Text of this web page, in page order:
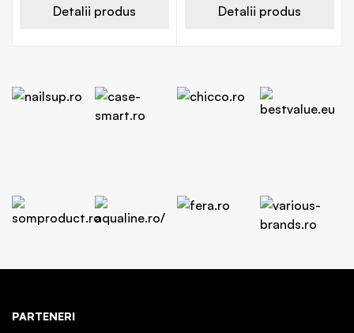
Detalii produs Detalii produs
PARTENERI